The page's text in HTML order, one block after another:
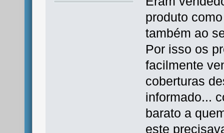
produto
também ao
Por isso os
facilmente
coberturas
informado...
barato a
este